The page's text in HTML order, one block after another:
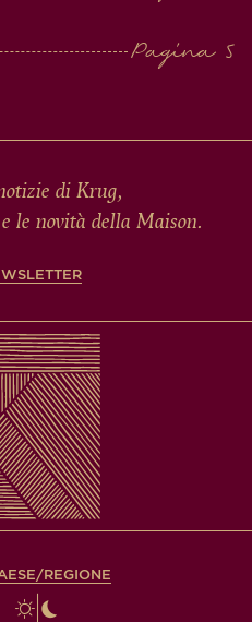
di Krug,
le novità della Maison.
REGIONE